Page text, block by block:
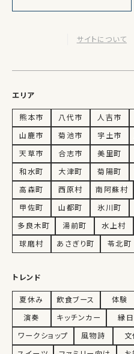
サイトについて
エリア
熊本市 八代市 人吉市
山鹿市
菊池市 宇土市
天草市
合志市 美里町
和水町
大津町 菊陽町
高森町
西原村 南阿蘇村
甲佐町
山都町 氷川町
多良木町
湯前町 水上村
球磨村
あさぎり町 苓北町
トレンド
夏休み 飲食ブース 体験
演奏
キッチンカー 縁日
ワークショップ
風物詩 文